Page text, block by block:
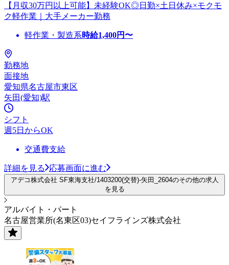
【月収30万円以上可能】未経験OK◎日勤×土日休み×モクモ
ク軽作業｜大手メーカー勤務
軽作業・製造系時給1,400円〜
勤務地
面接地
愛知県名古屋市東区
矢田(愛知)駅
シフト
週5日からOK
交通費支給
詳細を見る 応募画面に進む
アデコ株式会社 SF東海支社/1403200(交替)-矢田_2604のその他の求人
を見る
アルバイト・パート
名古屋営業所(名東区03)セイフラインズ株式会社